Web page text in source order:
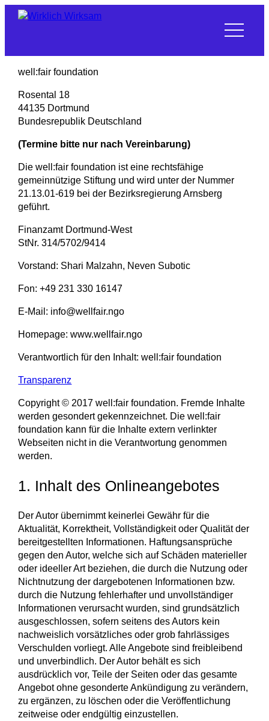
Skip
well:fair foundation
Rosental 18
44135 Dortmund
Bundesrepublik Deutschland
(Termine bitte nur nach Vereinbarung)
Die well:fair foundation ist eine rechtsfähige
gemeinnützige Stiftung und wird unter der Nummer
21.13.01-619 bei der Bezirksregierung Arnsberg
geführt.
Finanzamt Dortmund-West
StNr. 314/5702/9414
Vorstand: Shari Malzahn, Neven Subotic
Fon: +49 231 330 16147
E-Mail: info@wellfair.ngo
Homepage: www.wellfair.ngo
Verantwortlich für den Inhalt: well:fair foundation
Transparenz
Copyright © 2017 well:fair foundation. Fremde Inhalte
werden gesondert gekennzeichnet. Die well:fair
foundation kann für die Inhalte extern verlinkter
Webseiten nicht in die Verantwortung genommen
werden.
1. Inhalt des Onlineangebotes
Der Autor übernimmt keinerlei Gewähr für die
Aktualität, Korrektheit, Vollständigkeit oder Qualität der
bereitgestellten Informationen. Haftungsansprüche
gegen den Autor, welche sich auf Schäden materieller
oder ideeller Art beziehen, die durch die Nutzung oder
Nichtnutzung der dargebotenen Informationen bzw.
durch die Nutzung fehlerhafter und unvollständiger
Informationen verursacht wurden, sind grundsätzlich
ausgeschlossen, sofern seitens des Autors kein
nachweislich vorsätzliches oder grob fahrlässiges
Verschulden vorliegt. Alle Angebote sind freibleibend
und unverbindlich. Der Autor behält es sich
ausdrücklich vor, Teile der Seiten oder das gesamte
Angebot ohne gesonderte Ankündigung zu verändern,
zu ergänzen, zu löschen oder die Veröffentlichung
zeitweise oder endgültig einzustellen.